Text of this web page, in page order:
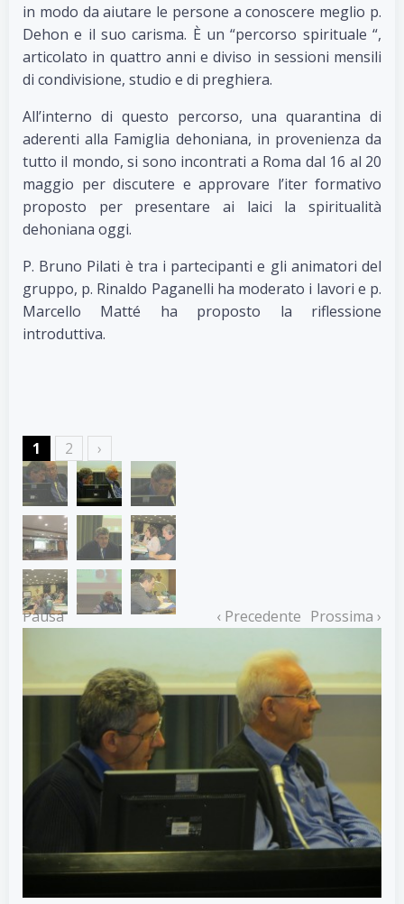
in modo da aiutare le persone a conoscere meglio p.
Dehon e il suo carisma. È un “percorso spirituale “,
articolato in quattro anni e diviso in sessioni mensili
di condivisione, studio e di preghiera.
All’interno di questo percorso, una quarantina di
aderenti alla Famiglia dehoniana, in provenienza da
tutto il mondo, si sono incontrati a Roma dal 16 al 20
maggio per discutere e approvare l’iter formativo
proposto per presentare ai laici la spiritualità
dehoniana oggi.
P. Bruno Pilati è tra i partecipanti e gli animatori del
gruppo, p. Rinaldo Paganelli ha moderato i lavori e p.
Marcello Matté ha proposto la riflessione
introduttiva.
1 2 ›
Pausa ‹ Precedente Prossima ›